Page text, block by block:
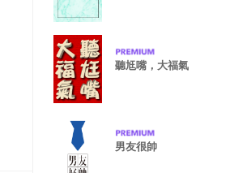
聽尪嘴，大福氣
男友很帥